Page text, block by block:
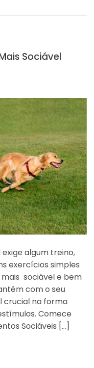
Sociável
algum treino,
exercícios simples
sociável e bem
com o seu
crucial na forma
Comece
Sociáveis […]